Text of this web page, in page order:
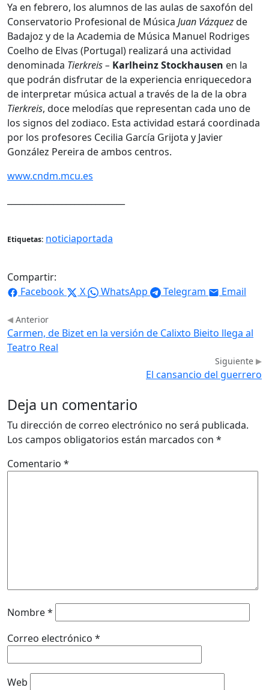
Ya en febrero, los alumnos de las aulas de saxofón del
Conservatorio Profesional de Música Juan Vázquezde
Badajoz y de la Academia de Música Manuel Rodriges
Coelho de Elvas (Portugal) realizará una actividad
denominada Tierkreis – Karlheinz Stockhausen en la
que podrán disfrutar de la experiencia enriquecedora
de interpretar música actual a través de la de la obra
Tierkreis, doce melodías que representan cada uno de
los signos del zodiaco. Esta actividad estará coordinada
por los profesores Cecilia García Grijota y Javier
González Pereira de ambos centros.
www.cndm.mcu.es
Etiquetas: noticiaportada
Compartir:
Facebook
X WhatsApp Telegram Email
Anterior
Carmen, de Bizet en la versión de Calixto Bieito llega al
Teatro Real
Siguiente
El cansancio del guerrero
Deja un comentario
Tu dirección de correo electrónico no será publicada.
Los campos obligatorios están marcados con *
Comentario *
Nombre*
Correo electrónico *
Web